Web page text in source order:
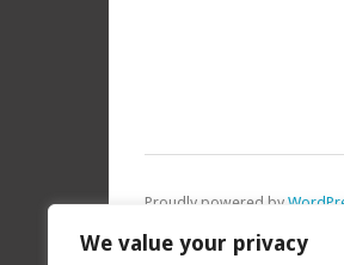
We value your privacy
Proudly powered by